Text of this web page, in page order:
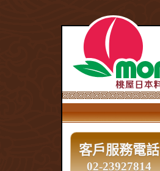
客戶服務電話
02-23927814